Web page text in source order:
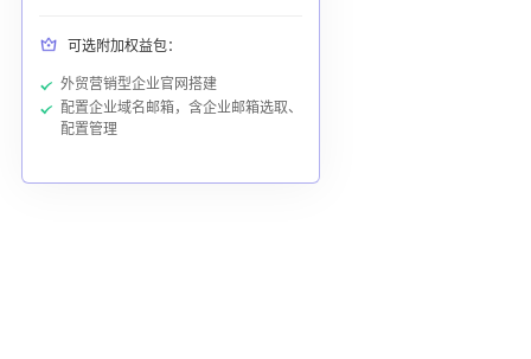
可选附加权益包：
外贸营销型企业官网搭建
配置企业域名邮箱，含企业邮箱选取、
配置管理